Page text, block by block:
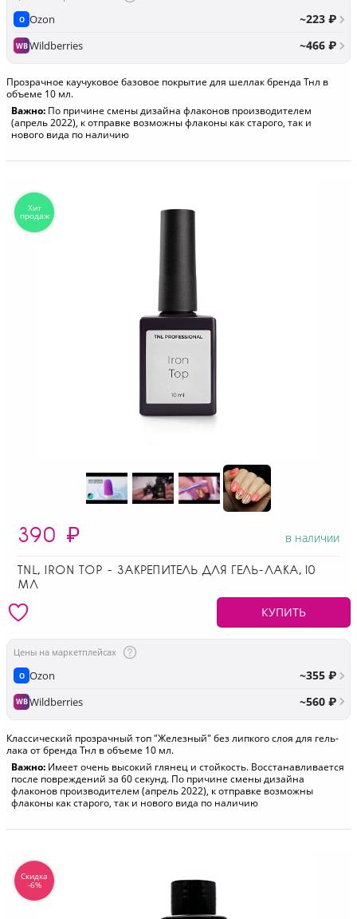
O Ozon ~223 ₽
WBWildberries ~466 ₽
Прозрачное каучуковое базовое покрытие для шеллак бренда Тнл в
объеме 10 мл.
Важно: По причине смены дизайна флаконов производителем
(апрель 2022), к отправке возможны флаконы как старого, так и
нового вида по наличию
390 ₽ в наличии
TNL, IRON TOP - ЗАКРЕПИТЕЛЬ ДЛЯ ГЕЛЬ-ЛАКА, 10
МЛ
КУПИТЬ
Цены на маркетплейсах
O Ozon ~355 ₽
WBWildberries ~560 ₽
Классический прозрачный топ "Железный" без липкого слоя для гель-
лака от бренда Тнл в объеме 10 мл.
Важно: Имеет очень высокий глянец и стойкость. Восстанавливается
после повреждений за 60 секунд. По причине смены дизайна
флаконов производителем (апрель 2022), к отправке возможны
флаконы как старого, так и нового вида по наличию
Скидка
-6%